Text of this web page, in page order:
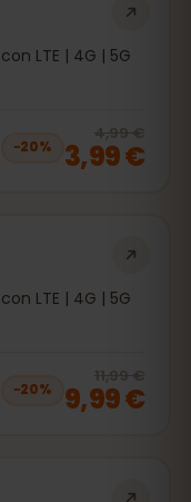
LTE | 4G | 5G
−20%
4,99 €
3,99 €
LTE | 4G | 5G
−20%
11,99 €
9,99 €